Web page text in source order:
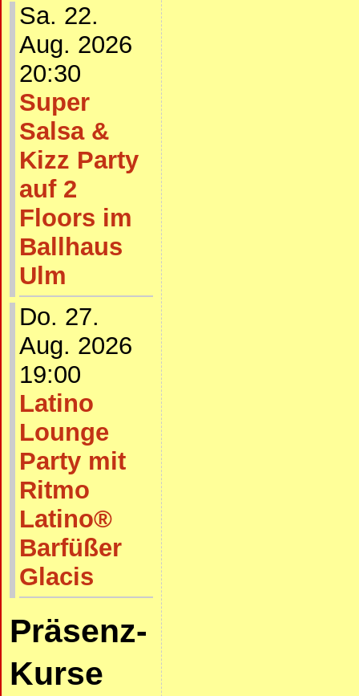
Sa. 22.
Aug. 2026
20:30
Super
Salsa &
Kizz Party
auf 2
Floors im
Ballhaus
Ulm
Do. 27.
Aug. 2026
19:00
Latino
Lounge
Party mit
Ritmo
Latino®
Barfüßer
Glacis
Präsenz-
Kurse